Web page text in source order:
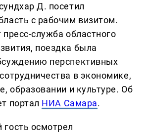
Д. посетил
с рабочим визитом.
служба областного
поездка была
перспективных
в экономике,
образовании и культуре. Об
портал НИА Самара.
осмотрел